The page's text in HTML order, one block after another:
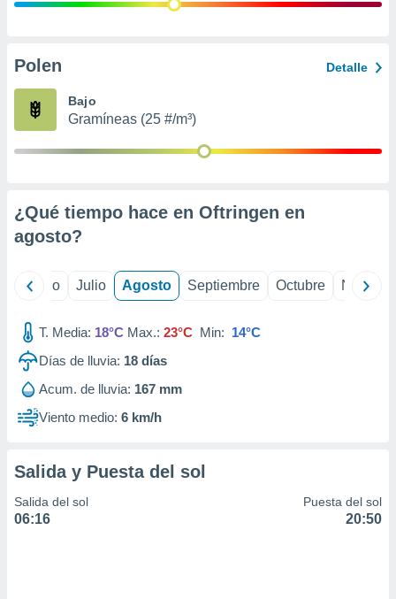
e
publicidad
Polen Detalle
Bajo
Gramíneas (25 #/m³)
¿Qué tiempo hace en Oftringen en
agosto?
Junio Julio Agosto Septiembre Octubre
T. Media: 18°C Max.: 23°C Min: 14°C
Días de lluvia: 18 días
Acum. de lluvia: 167 mm
Viento medio: 6 km/h
Salida y Puesta del sol
Salida del sol
06:16
Puesta del sol
20:50